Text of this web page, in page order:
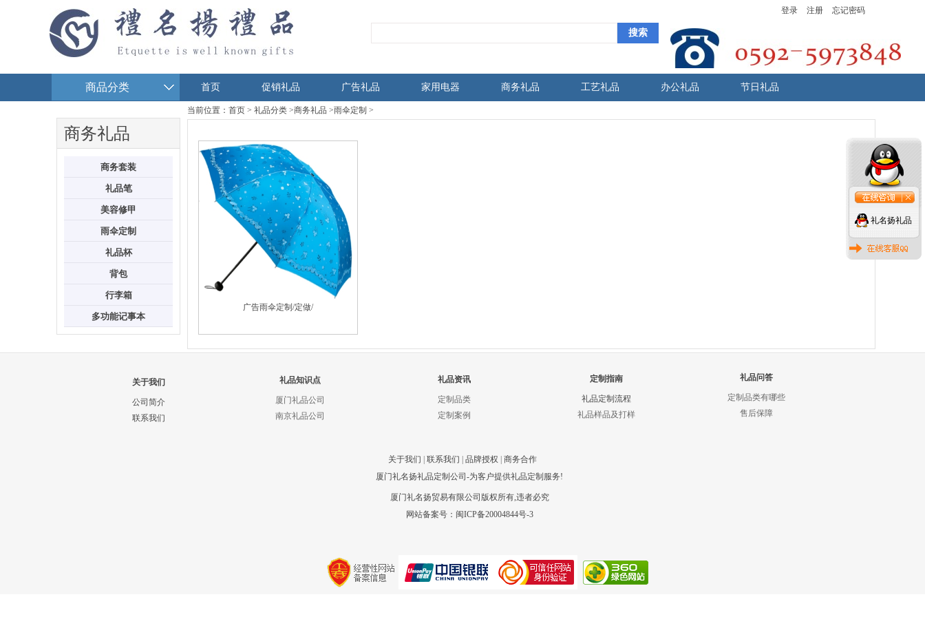
首页 促销礼品 广告礼品 家用电器 商务礼品 工艺礼品 办公礼品 节日礼品
登录 注册 忘记密码
商品分类
商务礼品
商务套装
礼品笔
美容修甲
雨伞定制
礼品杯
背包
行李箱
多功能记事本
当前位置： 首页 > 礼品分类 >商务礼品 >雨伞定制 >
广告雨伞定制/定做/
关于我们
公司简介
联系我们
定制指南
礼品定制流程
礼品样品及打样
礼品问答
定制品类有哪些
售后保障
礼品知识点
厦门礼品公司
南京礼品公司
礼品资讯
定制品类
定制案例
关于我们 联系我们 品牌授权
商务合作
厦门礼名扬礼品定制公司-为客户提供礼品定制服务!
厦门礼名扬贸易有限公司版权所有,违者必究
网站备案号： 闽ICP备20004844号-3
礼名扬礼品